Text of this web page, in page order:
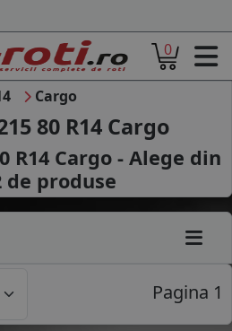
AUTO
0
Cargo
80 R14 Cargo
R14 Cargo - Alege din
de produse
Pagina 1